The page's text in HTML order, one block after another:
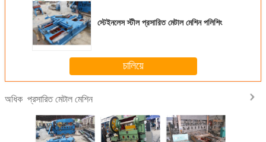
স্টেইনলেস স্টীল প্রসারিত মেটাল মেশিন পলিশিং
চালিয়ে
অধিক প্রসারিত মেটাল মেশিন